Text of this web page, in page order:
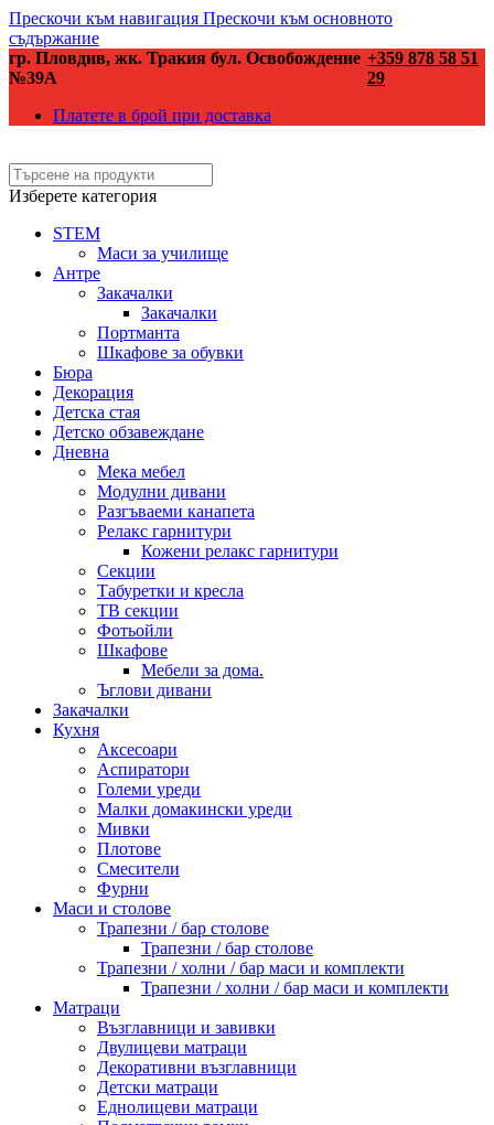
Прескочи към навигация Прескочи към основното
съдържание
гр. Пловдив, жк. Тракия бул. Освобождение
№39А
+359 878 58 51
29
Платете в брой при доставка
Изберете категория
STEM
Маси за училище
Антре
Закачалки
Закачалки
Портманта
Шкафове за обувки
Бюра
Декорация
Детска стая
Детско обзавеждане
Дневна
Мека мебел
Модулни дивани
Разгъваеми канапета
Релакс гарнитури
Кожени релакс гарнитури
Секции
Табуретки и кресла
ТВ секции
Фотьойли
Шкафове
Мебели за дома.
Ъглови дивани
Закачалки
Кухня
Аксесоари
Аспиратори
Големи уреди
Малки домакински уреди
Мивки
Плотове
Смесители
Фурни
Маси и столове
Трапезни / бар столове
Трапезни / бар столове
Трапезни / холни / бар маси и комплекти
Трапезни / холни / бар маси и комплекти
Матраци
Възглавници и завивки
Двулицеви матраци
Декоративни възглавници
Детски матраци
Еднолицеви матраци